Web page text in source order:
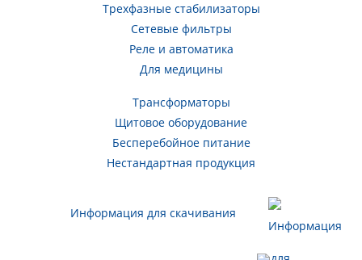
Трехфазные стабилизаторы
Сетевые фильтры
Реле и автоматика
Для медицины
Трансформаторы
Щитовое оборудование
Бесперебойное питание
Нестандартная продукция
Информация для скачивания